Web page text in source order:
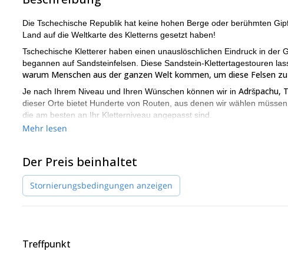
Die Tschechische Republik hat keine hohen Berge oder berühmten
Land auf die Weltkarte des Kletterns gesetzt haben!
Tschechische Kletterer haben einen unauslöschlichen Eindruck in der
begannen auf Sandsteinfelsen. Diese Sandstein-Klettertagestouren
warum Menschen aus der ganzen Welt kommen, um diese Felsen
Je nach Ihrem Niveau und Ihren Wünschen können wir in Adršpachu,
dieser Orte bietet Hunderte von Routen, aus denen wir wählen
die am besten an Ihr Kletterniveau angepasst sind.
Sandsteinklettern ist in vielerlei Hinsicht einzigartig. Es hat seine
Kommen Sie also mit und erleben Sie das Sandsteinklettern in
Ich biete auchähnliche Klettertagestouren in der Hohen Tatra
Mehr lesen
Der Preis beinhaltet
Stornierungsbedingungen anzeigen
Treffpunkt